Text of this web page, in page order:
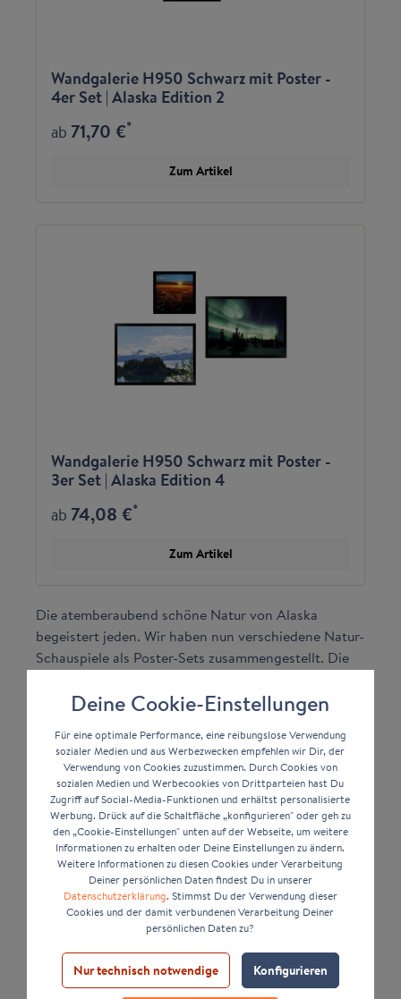
Wandgalerie H950 Schwarz mit Poster -
4er Set | Alaska Edition 2
ab 71,70 €*
Zum Artikel
Wandgalerie H950 Schwarz mit Poster -
3er Set | Alaska Edition 4
ab 74,08 €*
Zum Artikel
Die atemberaubend schöne Natur von Alaska
begeistert jeden. Wir haben nun verschiedene Natur-
Schauspiele als Poster-Sets zusammengestellt. Die
fertig gerahmt und können direkt an die Wand
gehangen werden. Jedes der Poster wird elegant
vom schwarzen und glatten Massivholzrahmen
H950 in Szene gesetzt.
Bilder von Alaska
Mit unseren Alaska Postern gelingt dir eine
Gestaltung deiner Wände mit zeitlosen
Motiven.Diese Motive harmonieren großartig mit
einer minimalistischen Einrichtung. Dabei können
die Poster voll und ganz ihre Schönheit in deine vier
Wände einbringen. Als tollen Blickfang kannst du
diese Sets auch im Büro- oder Arbeitsraum
anbringen. Die Poster werden mit einer glatten,
Deine Cookie-Einstellungen
Für eine optimale Performance, eine reibungslose Verwendung
sozialer Medien und aus Werbezwecken empfehlen wir Dir, der
Verwendung von Cookies zuzustimmen. Durch Cookies von
sozialen Medien und Werbecookies von Drittparteien hast Du
Zugriff auf Social-Media-Funktionen und erhältst personalisierte
Werbung. Drück auf die Schaltfläche „konfigurieren" oder geh zu
den „Cookie-Einstellungen" unten auf der Webseite, um weitere
Informationen zu erhalten oder Deine Einstellungen zu ändern.
Weitere Informationen zu diesen Cookies under Verarbeitung
Deiner persönlichen Daten findest Du in unserer
Datenschutzerklärung. Stimmst Du der Verwendung dieser
Cookies und der damit verbundenen Verarbeitung Deiner
persönlichen Daten zu?
Nur technisch notwendige Konfigurieren